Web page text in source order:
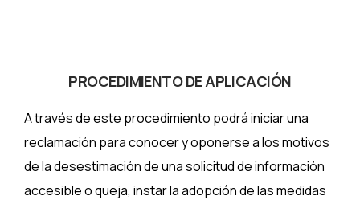
PROCEDIMIENTO DE APLICACIÓN
A través de este procedimiento podrá iniciar una
reclamación para conocer y oponerse a los motivos
de la desestimación de una solicitud de información
accesible o queja, instar la adopción de las medidas